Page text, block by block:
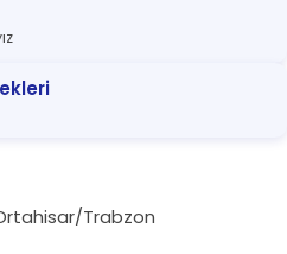
Ortahisar/Trabzon